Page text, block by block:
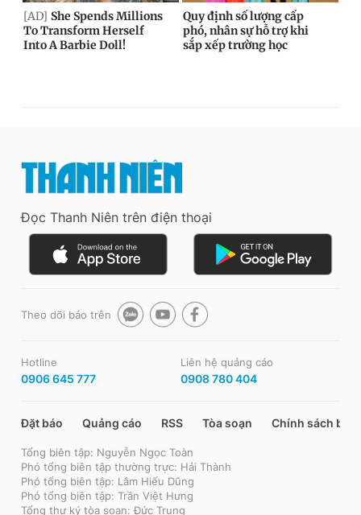
Đọc Thanh Niên trên điện thoại
Theo dõi báo trên
Hotline
0906 645 777
Liên hệ quảng cáo
0908 780 404
Đặt báo Quảng cáo RSS Tòa soạn Chính sách bảo
Tổng biên tập: Nguyễn Ngọc Toàn
Phó tổng biên tập thường trực: Hải Thành
Phó tổng biên tập: Lâm Hiếu Dũng
Phó tổng biên tập: Trần Việt Hưng
Tổng thư ký tòa soạn: Đức Trung